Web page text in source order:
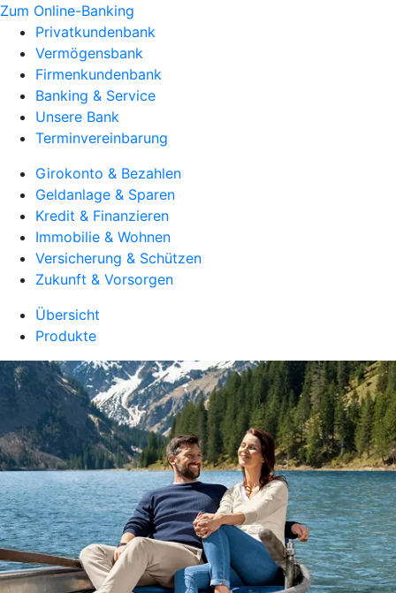
Zum Online-Banking
Privatkundenbank
Vermögensbank
Firmenkundenbank
Banking & Service
Unsere Bank
Terminvereinbarung
Girokonto & Bezahlen
Geldanlage & Sparen
Kredit & Finanzieren
Immobilie & Wohnen
Versicherung & Schützen
Zukunft & Vorsorgen
Übersicht
Produkte